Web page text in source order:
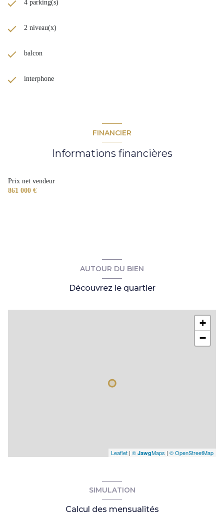
4 parking(s)
2 niveau(x)
balcon
interphone
FINANCIER
Informations financières
Prix net vendeur
861 000 €
AUTOUR DU BIEN
Découvrez le quartier
+
−
Leaflet | © JawgMaps | © OpenStreetMap
SIMULATION
Calcul des mensualités